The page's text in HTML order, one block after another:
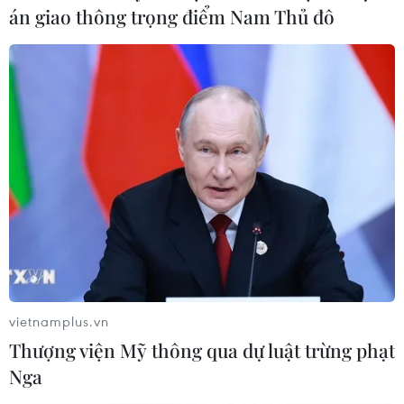
Công Phượng gặp thử thách lớn
trong ngày tái xuất V-League 2026/27
06/08/2026 11:49
Nhận định Việt Nam vs
Campuchia: Vì sao thầy trò HLV Kim
Sang-sik cần giành ngôi đầu bảng?
06/08/2026 11:05
Nhận định Việt Nam vs Campuchia:
'Phù thủy Kim' sẽ xoay tua toan tính
đường dài?
06/08/2026 08:25
án giao thông trọng điểm Nam Thủ đô
vietnamplus.vn
Thượng viện Mỹ thông qua dự luật trừng phạt
Nga